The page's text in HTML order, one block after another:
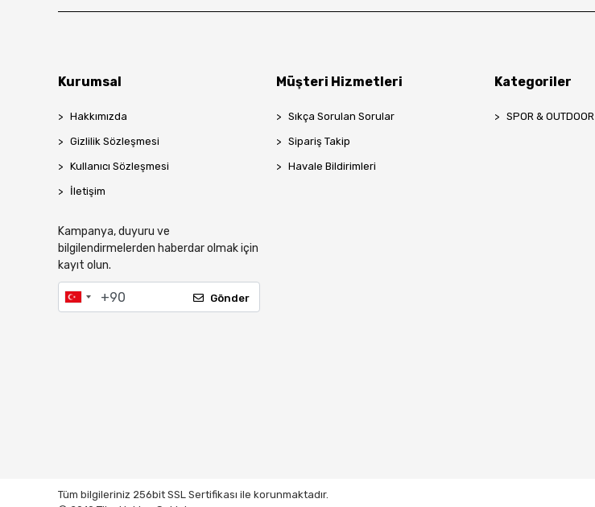
Kurumsal
Hakkımızda
Gizlilik Sözleşmesi
Kullanıcı Sözleşmesi
İletişim
Kampanya, duyuru ve
bilgilendirmelerden haberdar olmak için
kayıt olun.
Gönder
Müşteri Hizmetleri
Sıkça Sorulan Sorular
Sipariş Takip
Havale Bildirimleri
Kategoriler
SPOR & OUTDOOR
Tüm bilgileriniz 256bit SSL Sertifikası ile korunmaktadır.